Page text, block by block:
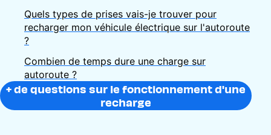
Quels types de prises vais-je trouver pour
recharger mon véhicule électrique sur l'autoroute
?
Combien de temps dure une charge sur
autoroute ?
+ de questions sur le fonctionnement d'une
recharge